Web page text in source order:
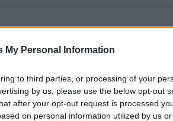
My Personal Information
to third parties, or processing of your
by us, please use the below opt-out
after your opt-out request is processed
on personal information utilized by us
enbart om sig själv